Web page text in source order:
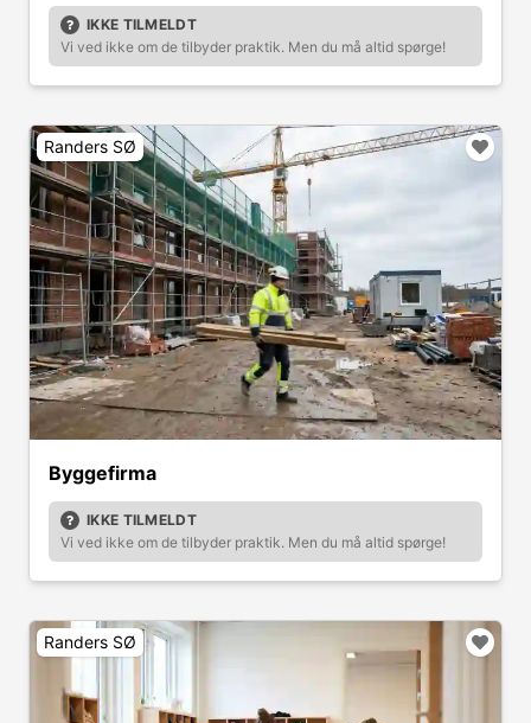
IKKE TILMELDT
Vi ved ikke om de tilbyder praktik. Men du må altid spørge!
Randers SØ
Byggefirma
IKKE TILMELDT
Vi ved ikke om de tilbyder praktik. Men du må altid spørge!
Randers SØ